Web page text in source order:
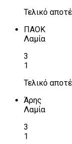
Τελικό
ΠΑΟΚ
Λαμία
3
1
Τελικό
Άρης
Λαμία
3
1